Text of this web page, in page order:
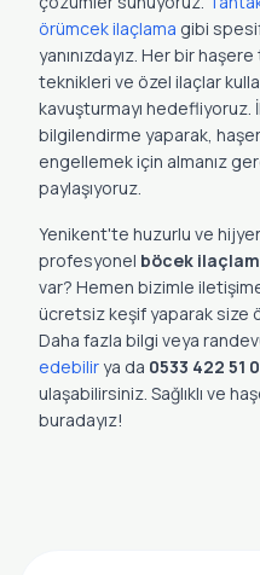
örümcek ilaçlama gibi
yanınızdayız. Her bir
teknikleri ve özel ilaçlar
kavuşturmayı hedefliyoruz.
bilgilendirme yaparak,
engellemek için almanız
paylaşıyoruz.
Yenikent'te huzurlu ve
profesyonel böcek
var? Hemen bizimle
ücretsiz keşif yaparak size
Daha fazla bilgi veya
edebilir ya da 0533 422 51
ulaşabilirsiniz. Sağlıklı ve
buradayız!